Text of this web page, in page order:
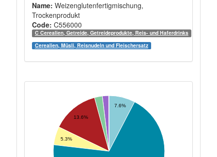
Name: Weizenglutenfertigmischung,
Trockenprodukt
Code: C556000
C Cerealien, Getreide, Getreideprodukte, Reis- und Haferdrinks
Cerealien, Müsli, Reisnudeln und Fleischersatz
7.6%
13.6%
5.3%